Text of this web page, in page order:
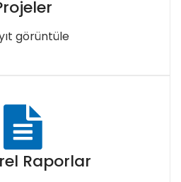
görüntüle
Raporlar